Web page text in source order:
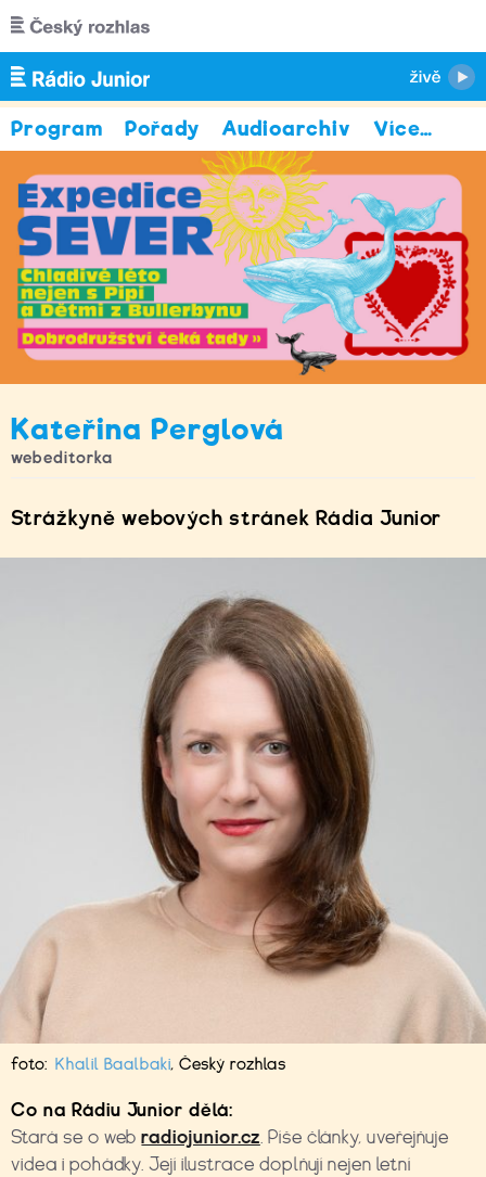
Přejít k hlavnímu obsahu
Program Pořady Audioarchiv Více…
Kateřina Perglová
webeditorka
Strážkyně webových stránek Rádia Junior
foto: Khalil Baalbaki,Český rozhlas
Co na Rádiu Junior dělá:
Stará se o webradiojunior.cz. Píše články, uveřejňuje
videa i pohádky. Její ilustrace doplňují nejen letní